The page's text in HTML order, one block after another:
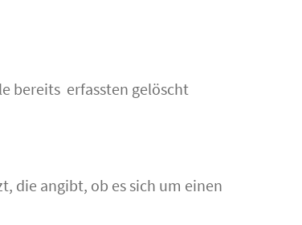
bereits erfassten gelöscht
die angibt, ob es sich um einen